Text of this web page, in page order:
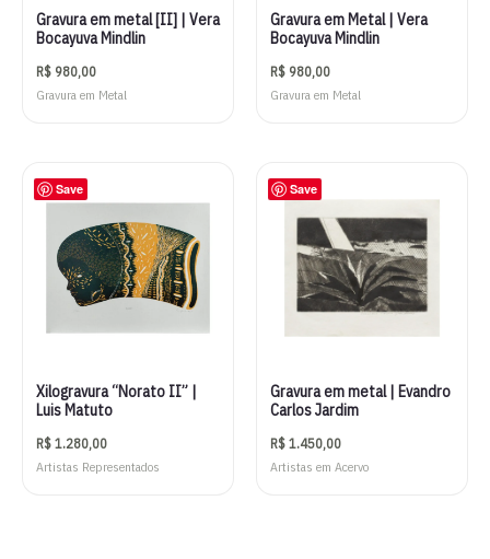
Gravura em metal [II] | Vera
Bocayuva Mindlin
R$ 980,00
Gravura em Metal
Gravura em Metal | Vera
Bocayuva Mindlin
R$ 980,00
Gravura em Metal
Save
Xilogravura “Norato II” |
Luis Matuto
R$1.280,00
Artistas Representados
Save
Gravura em metal | Evandro
Carlos Jardim
R$1.450,00
Artistas em Acervo